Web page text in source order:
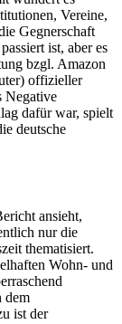
Vereine,
Gegnerschaft
ist, aber es
bzgl. Amazon
offizieller
Negative
dafür war, spielt
deutsche
ansieht,
nur die
thematisiert.
Wohn- und
dem
ist der